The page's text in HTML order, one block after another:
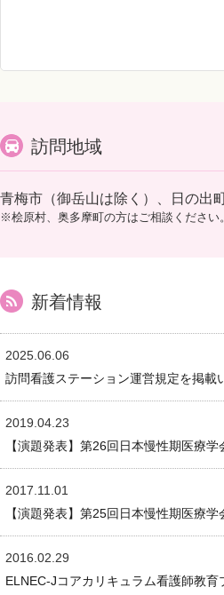
訪問地域
青梅市（御岳山は除く）、日の出
※桧原村、奥多摩町の方はご相談ください。
新着情報
2025.06.06
訪問看護ステーション運営規定を掲載
2019.04.23
【演題発表】第26回日本慢性期医療学
2017.11.01
【演題発表】第25回日本慢性期医療学
2016.02.29
ELNEC-Jコアカリキュラム看護師教